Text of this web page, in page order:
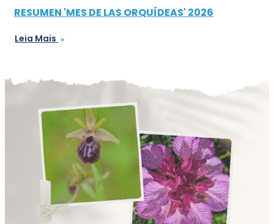
RESUMEN 'MES DE LAS ORQUÍDEAS' 2026
Leia Mais